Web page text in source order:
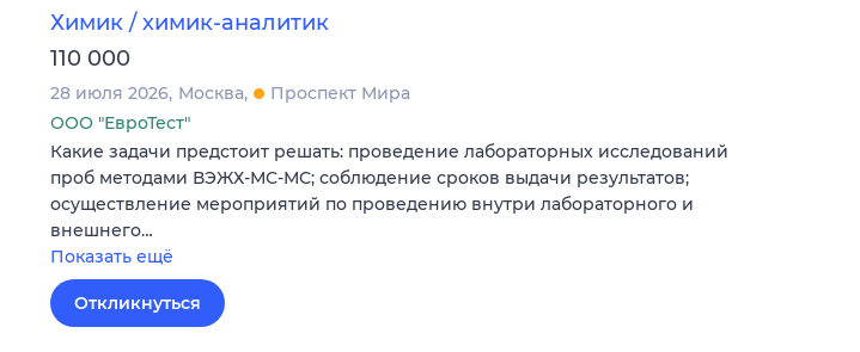
Химик / химик-аналитик
110 000
28 июля 2026 Москва
Проспект Мира
ООО "ЕвроТест"
Какие задачи предстоит решать: проведение лабораторных исследований
проб методами ВЭЖХ-МС-МС; соблюдение сроков выдачи результатов;
осуществление мероприятий по проведению внутри лабораторного и
внешнего…
Показать ещё
Откликнуться